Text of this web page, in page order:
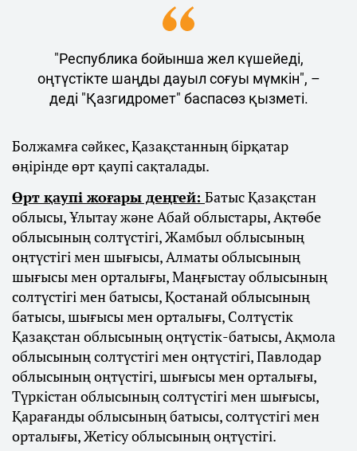
"Республика бойынша жел күшейеді,
оңтүстікте шаңды дауыл соғуы мүмкін", –
деді "Қазгидромет" баспасөз қызметі.
Болжамға сәйкес, Қазақстанның бірқатар
өңірінде өрт қаупі сақталады.
Өрт қаупі жоғары деңгей: Батыс Қазақстан
облысы, Ұлытау және Абай облыстары, Ақтөбе
облысының солтүстігі, Жамбыл облысының
оңтүстігі мен шығысы, Алматы облысының
шығысы мен орталығы, Маңғыстау облысының
солтүстігі мен батысы, Қостанай облысының
батысы, шығысы мен орталығы, Солтүстік
Қазақстан облысының оңтүстік-батысы, Ақмола
облысының солтүстігі мен оңтүстігі, Павлодар
облысының оңтүстігі, шығысы мен орталығы,
Түркістан облысының солтүстігі мен шығысы,
Қарағанды облысының батысы, солтүстігі мен
орталығы, Жетісу облысының оңтүстігі.